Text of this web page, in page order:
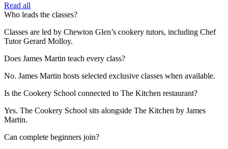
Read all​​​​‌ ‍ ​‍​‍‌‍ ‌ ​‍‌‍‍‌‌‍‌ ‌‍‍‌‌‍ ‍​‍​‍​ ‍‍​‍​‍‌ ​ ‌‍​‌‌‍ ‍‌‍‍‌‌ ‌​‌ ‍‌​‍ ‍‌‍‍‌‌‍ ​‍​‍​‍ ​​‍​‍‌‍‍​‌ ​‍‌‍‌‌‌‍‌‍​‍​‍​ ‍‍​‍​‍‌‍‍​‌ ‌​‌ ‌​‌ ​​‌ ​ ​ ‍‍​‍ ​‍ ‌‍ ​​‍ ‌‌‍​‌‌‍ ‍‌‍‌​​‍ ‌‌ ​‍​‍ ‌‌‍‍​‌‍ ‌ ‌​‌‍‌‌‌‍ ​‌ ​ ​‍ ‌‌ ​ ‌ ‌​‌ ‌‌‌‍‌​‌‍‍‌‌‍ ​‍ ‍‌ ‌‍‌‍‌‌‌ ​‍‌‍​ ‌‍‌‌‌‍ ​​‍ ‍‌‍​‌‌ ​​‌ ​​​‍ ‌‍‍‌‌‍ ‍‌ ‌​‌‍‌‌‌‍ ‍‌ ‌​​‍ ‌‍‌‌‌‍‌​‌‍‍‌‌ ‌​​‍ ‌‍ ‌‌‍ ‌‍‌​‌‍‌‌​ ‌‌ ​​‌ ​‍‌‍‌‌‌ ​ ‌‍‌‌‌‍ ‍‌ ‌​‌‍​‌‌ ‌​‌‍‍‌‌‍ ‌‍ ‍​ ‍ ‌‍‍‌‌‍‌​​ ‌‌‍‍​‌‍ ‌ ‌​‌‍‌‌‌‍ ​‌​​ ‌‍ ​‌‍​‌‌ ​ ‌ ​ ‌​‍‌‌‍ ‍‌‍‌​‌‍‌‌‌ ‍​​‍ ‌​ ‍‌​ ​ ​ ‌‌​ ‌‌​ ​‍‌‍​‌​ ‌‍‌‍​ ​‍ ‌​ ​​​ ​‌‌‍‌​​ ‍‌​‍ ‌​ ‌​​ ‌‍​ ‌‌‌‍‌​​‍ ‌‌‍​‍​ ‌ ​ ​ ​ ‌‍​‍ ‌​ ‌‍​ ‍​​ ‌​‌‍​‍‌‍​ ​ ‌‌​ ​‍‌‍​‍​ ‌‍​ ​​​ ‌‌​ ‌‌​ ‍ ‌ ‌​‌ ‍‌‌ ​​‌‍‌‌​ ‌‌‍‍​‌‍ ‌ ‌​‌‍‌‌‌‍ ​‌​​ ‌‍ ​‌‍​‌‌ ​ ‌ ​ ‌​‍‌‌‍ ‍‌‍‌​‌‍‌‌‌ ‍​​ ‍ ‌ ​​‌‍​‌‌ ‌​‌‍‍​​ ‌‌ ​​‌‍​‌‌‍‌ ‌‍‌‌‌​​‍‌ ‌‌‌‍‍‌‌‍ ​‌‍‌​‌‍‌‌‌ ​‍​‍‌‌​ ‌‌‌​​‍‌‌ ‌‍‍ ‌‍‌‌‌ ‍‌​‍‌‌​ ​ ‌​‌​​‍‌‌​ ​ ‌​‌​​‍‌‌​ ​‍​ ​‍‌‍‌​​ ‍​​ ​‌​ ​​​ ‌ ‌‍‌‍​ ​ ‌‍​‍‌‍‌‍‌‍​ ​ ​​​ ‍‌​‍‌‌​ ​‍​ ​‍​‍‌‌​ ‌‌‌​‌​​‍ ‍‌ ​ ‌‍‌‌‌‍​ ‌‍ ‌‍ ‍‌‍‌​‌‍​‌‌ ​‍‌ ‍‌‌​​ ‌ ‌​‌‍​‌​‍ ‍‌‍ ​‌‍​‌‌‍​‍‌‍‌‌‌‍ ​​ ‌‍​‍‌‍​‌‌ ​ ‌‍‌‌‌‌‌‌‌ ​‍‌‍ ​​ ‌‌‍‍​‌ ‌​‌ ‌​‌ ​​‌ ​ ​‍‌‌​ ​ ‌​​‌​‍‌‌​ ​‍‌​‌‍​‍‌‌​ ​‍‌​‌‍‌‍ ​​‍ ‌‌‍​‌‌‍ ‍‌‍‌​​‍ ‌‌ ​‍​‍ ‌‌‍‍​‌‍ ‌ ‌​‌‍‌‌‌‍ ​‌ ​ ​‍ ‌‌ ​ ‌ ‌​‌ ‌‌‌‍‌​‌‍‍‌‌‍ ​‍ ‍‌ ‌‍‌‍‌‌‌ ​‍‌‍​ ‌‍‌‌‌‍ ​​‍ ‍‌‍​‌‌ ​​‌ ​​​‍‌‍‌‍‍‌‌‍‌​​ ‌‌‍‍​‌‍ ‌ ‌​‌‍‌‌‌‍ ​‌​​ ‌‍ ​‌‍​‌‌ ​ ‌ ​ ‌​‍‌‌‍ ‍‌‍‌​‌‍‌‌‌ ‍​​‍ ‌​ ‍‌​ ​ ​ ‌‌​ ‌‌​ ​‍‌‍​‌​ ‌‍‌‍​ ​‍ ‌​ ​​​ ​‌‌‍‌​​ ‍‌​‍ ‌​ ‌​​ ‌‍​ ‌‌‌‍‌​​‍ ‌‌‍​‍​ ‌ ​ ​ ​ ‌‍​‍ ‌​ ‌‍​ ‍​​ ‌​‌‍​‍‌‍​ ​ ‌‌​ ​‍‌‍​‍​ ‌‍​ ​​​ ‌‌​ ‌‌​‍‌‍‌ ‌​‌ ‍‌‌ ​​‌‍‌‌​ ‌‌‍‍​‌‍ ‌ ‌​‌‍‌‌‌‍ ​‌​​ ‌‍ ​‌‍​‌‌ ​ ‌ ​ ‌​‍‌‌‍ ‍‌‍‌​‌‍‌‌‌ ‍​​‍‌‍‌ ​​‌‍​‌‌ ‌​‌‍‍​​ ‌‌ ​​‌‍​‌‌‍‌ ‌‍‌‌‌​​‍‌ ‌‌‌‍‍‌‌‍ ​‌‍‌​‌‍‌‌‌ ​‍​‍‌‌​ ‌‌‌​​‍‌‌ ‌‍‍ ‌‍‌‌‌ ‍‌​‍‌‌​ ​ ‌​‌​​‍‌‌​ ​ ‌​‌​​‍‌‌​ ​‍​ ​‍‌‍‌​​ ‍​​ ​‌​ ​​​ ‌ ‌‍‌‍​ ​ ‌‍​‍‌‍‌‍‌‍​ ​ ​​​ ‍‌​‍‌‌​ ​‍​ ​‍​‍‌‌​ ‌‌‌​‌​​‍ ‍‌ ​ ‌‍‌‌‌‍​ ‌‍ ‌‍ ‍‌‍‌​‌‍​‌‌ ​‍‌ ‍‌‌​​ ‌ ‌​‌‍​‌​‍ ‍‌‍ ​‌‍​‌‌‍​‍‌‍‌‌‌‍ ​​‍‌‍‌ ​​‌‍‌‌‌ ​‍‌ ​ ‌ ​​‌‍‌‌‌‍​ ‌ ‌​‌‍‍‌‌ ‌‍‌‍‌‌​ ‌‌ ​​‌ ‌‌‌‍​‍‌‍ ​‌‍‍‌‌ ​ ‌‍‍​‌‍‌‌‌‍‌​​‍​‍‌ ‌
Who leads the classes?​​​​‌ ‍ ​‍​‍‌‍ ‌ ​‍‌‍‍‌‌‍‌ ‌‍‍‌‌‍ ‍​‍​‍​ ‍‍​‍​‍‌ ​ ‌‍​‌‌‍ ‍‌‍‍‌‌ ‌​‌ ‍‌​‍ ‍‌‍‍‌‌‍ ​‍​‍​‍ ​​‍​‍‌‍‍​‌ ​‍‌‍‌‌‌‍‌‍​‍​‍​ ‍‍​‍​‍‌‍‍​‌ ‌​‌ ‌​‌ ​​‌ ​ ​ ‍‍​‍ ​‍ ‌‍ ​​‍ ‌‌‍​‌‌‍ ‍‌‍‌​​‍ ‌‌ ​‍​‍ ‌‌‍‍​‌‍ ‌ ‌​‌‍‌‌‌‍ ​‌ ​ ​‍ ‌‌ ​ ‌ ‌​‌ ‌‌‌‍‌​‌‍‍‌‌‍ ​‍ ‍‌ ‌‍‌‍‌‌‌ ​‍‌‍​ ‌‍‌‌‌‍ ​​‍ ‍‌‍​‌‌ ​​‌ ​​​‍ ‌‍‍‌‌‍ ‍‌ ‌​‌‍‌‌‌‍ ‍‌ ‌​​‍ ‌‍‌‌‌‍‌​‌‍‍‌‌ ‌​​‍ ‌‍ ‌‌‍ ‌‍‌​‌‍‌‌​ ‌‌ ​​‌ ​‍‌‍‌‌‌ ​ ‌‍‌‌‌‍ ‍‌ ‌​‌‍​‌‌ ‌​‌‍‍‌‌‍ ‌‍ ‍​ ‍ ‌‍‍‌‌‍‌​​ ‌‌‍‌‍​ ‌‌​ ‍​​ ‌ ​ ​‍​ ​‍​ ‌‌​ ​‌​‍ ‌​ ‍‌‌‍‌‍​ ​‍​ ​ ​‍ ‌​ ‌​‌‍‌‌​ ‌‌‌‍​‍​‍ ‌‌‍​‍‌‍​‍​ ‌ ‌‍‌​​‍ ‌​ ‌‌‌‍‌‍​ ‌ ​ ‌‌​ ‌ ​ ​ ​ ‍​‌‍‌‌‌‍​ ​ ​ ​ ‌‌​ ​‍​ ‍ ‌ ‌​‌ ‍‌‌ ​​‌‍‌‌​ ‌‌‍‍​‌‍ ‌ ‌​‌‍‌‌‌‍ ​‌​‌‍‌‍​‌‌ ​‌​ ‍ ‌ ​​‌‍​‌‌ ‌​‌‍‍​​ ‌‌ ​‌‌ ‌‌‌‍‌‌‌ ​ ‌ ‌​‌‍‍‌‌‍ ‌‍ ‍​ ‌‍​‍‌‍​‌‌ ​ ‌‍‌‌‌‌‌‌‌ ​‍‌‍ ​​ ‌‌‍‍​‌ ‌​‌ ‌​‌ ​​‌ ​ ​‍‌‌​ ​ ‌​​‌​‍‌‌​ ​‍‌​‌‍​‍‌‌​ ​‍‌​‌‍‌‍ ​​‍ ‌‌‍​‌‌‍ ‍‌‍‌​​‍ ‌‌ ​‍​‍ ‌‌‍‍​‌‍ ‌ ‌​‌‍‌‌‌‍ ​‌ ​ ​‍ ‌‌ ​ ‌ ‌​‌ ‌‌‌‍‌​‌‍‍‌‌‍ ​‍ ‍‌ ‌‍‌‍‌‌‌ ​‍‌‍​ ‌‍‌‌‌‍ ​​‍ ‍‌‍​‌‌ ​​‌ ​​​‍‌‍‌‍‍‌‌‍‌​​ ‌‌‍‌‍​ ‌‌​ ‍​​ ‌ ​ ​‍​ ​‍​ ‌‌​ ​‌​‍ ‌​ ‍‌‌‍‌‍​ ​‍​ ​ ​‍ ‌​ ‌​‌‍‌‌​ ‌‌‌‍​‍​‍ ‌‌‍​‍‌‍​‍​ ‌ ‌‍‌​​‍ ‌​ ‌‌‌‍‌‍​ ‌ ​ ‌‌​ ‌ ​ ​ ​ ‍​‌‍‌‌‌‍​ ​ ​ ​ ‌‌​ ​‍​‍‌‍‌ ‌​‌ ‍‌‌ ​​‌‍‌‌​ ‌‌‍‍​‌‍ ‌ ‌​‌‍‌‌‌‍ ​‌​‌‍‌‍​‌‌ ​‌​‍‌‍‌ ​​‌‍​‌‌ ‌​‌‍‍​​ ‌‌ ​‌‌ ‌‌‌‍‌‌‌ ​ ‌ ‌​‌‍‍‌‌‍ ‌‍ ‍​‍‌‍‌ ​​‌‍‌‌‌ ​‍‌ ​ ‌ ​​‌‍‌‌‌‍​ ‌ ‌​‌‍‍‌‌ ‌‍‌‍‌‌​ ‌‌ ​​‌ ‌‌‌‍​‍‌‍ ​‌‍‍‌‌ ​ ‌‍‍​‌‍‌‌‌‍‌​​‍​‍‌ ‌
Classes are led by Chewton Glen’s cookery tutors, including Chef
Tutor Gerard Molloy.​​​​‌ ‍ ​‍​‍‌‍ ‌ ​‍‌‍‍‌‌‍‌ ‌‍‍‌‌‍ ‍​‍​‍​ ‍‍​‍​‍‌ ​ ‌‍​‌‌‍ ‍‌‍‍‌‌ ‌​‌ ‍‌​‍ ‍‌‍‍‌‌‍ ​‍​‍​‍ ​​‍​‍‌‍‍​‌ ​‍‌‍‌‌‌‍‌‍​‍​‍​ ‍‍​‍​‍‌‍‍​‌ ‌​‌ ‌​‌ ​​‌ ​ ​ ‍‍​‍ ​‍ ‌‍ ​​‍ ‌‌‍​‌‌‍ ‍‌‍‌​​‍ ‌‌ ​‍​‍ ‌‌‍‍​‌‍ ‌ ‌​‌‍‌‌‌‍ ​‌ ​ ​‍ ‌‌ ​ ‌ ‌​‌ ‌‌‌‍‌​‌‍‍‌‌‍ ​‍ ‍‌ ‌‍‌‍‌‌‌ ​‍‌‍​ ‌‍‌‌‌‍ ​​‍ ‍‌‍​‌‌ ​​‌ ​​​‍ ‌‍‍‌‌‍ ‍‌ ‌​‌‍‌‌‌‍ ‍‌ ‌​​‍ ‌‍‌‌‌‍‌​‌‍‍‌‌ ‌​​‍ ‌‍ ‌‌‍ ‌‍‌​‌‍‌‌​ ‌‌ ​​‌ ​‍‌‍‌‌‌ ​ ‌‍‌‌‌‍ ‍‌ ‌​‌‍​‌‌ ‌​‌‍‍‌‌‍ ‌‍ ‍​ ‍ ‌‍‍‌‌‍‌​​ ‌‌‍‌‍​ ‌‌​ ‍​​ ‌ ​ ​‍​ ​‍​ ‌‌​ ​‌​‍ ‌​ ‍‌‌‍‌‍​ ​‍​ ​ ​‍ ‌​ ‌​‌‍‌‌​ ‌‌‌‍​‍​‍ ‌‌‍​‍‌‍​‍​ ‌ ‌‍‌​​‍ ‌​ ‌‌‌‍‌‍​ ‌ ​ ‌‌​ ‌ ​ ​ ​ ‍​‌‍‌‌‌‍​ ​ ​ ​ ‌‌​ ​‍​ ‍ ‌ ‌​‌ ‍‌‌ ​​‌‍‌‌​ ‌‌‍‍​‌‍ ‌ ‌​‌‍‌‌‌‍ ​‌​‌‍‌‍​‌‌ ​‌​ ‍ ‌ ​​‌‍​‌‌ ‌​‌‍‍​​ ‌‌‍​‌‌‍ ‍‌ ​ ‌ ‌ ‌‍‌‌‌ ​‍​‍‌‌​ ‌‌‌​​‍‌‌ ‌‍‍ ‌‍‌‌‌ ‍‌​‍‌‌​ ​ ‌​‌​​‍‌‌​ ​ ‌​‌​​‍‌‌​ ​‍​ ​‍‌‍​‌‌‍‌‍‌‍​ ​ ​‌​ ‍​​ ‌‌​ ‌​​ ​‌‌‍‌​‌‍​‍​ ‌‌‌‍​‌​‍‌‌​ ​‍​ ​‍​‍‌‌​ ‌‌‌​‌​​‍ ‍‌‍​ ‌‍‍​‌‍‍‌‌‍ ​‌‍‌​‌ ​‍‌‍‌‌‌‍ ‍​‍‌‌​ ‌‌‌​​‍‌‌ ‌‍‍ ‌‍‌‌‌ ‍‌​‍‌‌​ ​ ‌​‌​​‍‌‌​ ​ ‌​‌​​‍‌‌​ ​‍​ ​‍‌‍‌​​ ​​​ ​​​ ​‍​ ‌‍​ ‌ ​ ​‍​ ​ ​ ‍​​ ‍‌​ ​‍​ ‌‍​‍‌‌​ ​‍​ ​‍​‍‌‌​ ‌‌‌​‌​​‍ ‍‌ ‌​‌‍‌‌‌ ‍​‌ ‌​​ ‌‍​‍‌‍​‌‌ ​ ‌‍‌‌‌‌‌‌‌ ​‍‌‍ ​​ ‌‌‍‍​‌ ‌​‌ ‌​‌ ​​‌ ​ ​‍‌‌​ ​ ‌​​‌​‍‌‌​ ​‍‌​‌‍​‍‌‌​ ​‍‌​‌‍‌‍ ​​‍ ‌‌‍​‌‌‍ ‍‌‍‌​​‍ ‌‌ ​‍​‍ ‌‌‍‍​‌‍ ‌ ‌​‌‍‌‌‌‍ ​‌ ​ ​‍ ‌‌ ​ ‌ ‌​‌ ‌‌‌‍‌​‌‍‍‌‌‍ ​‍ ‍‌ ‌‍‌‍‌‌‌ ​‍‌‍​ ‌‍‌‌‌‍ ​​‍ ‍‌‍​‌‌ ​​‌ ​​​‍‌‍‌‍‍‌‌‍‌​​ ‌‌‍‌‍​ ‌‌​ ‍​​ ‌ ​ ​‍​ ​‍​ ‌‌​ ​‌​‍ ‌​ ‍‌‌‍‌‍​ ​‍​ ​ ​‍ ‌​ ‌​‌‍‌‌​ ‌‌‌‍​‍​‍ ‌‌‍​‍‌‍​‍​ ‌ ‌‍‌​​‍ ‌​ ‌‌‌‍‌‍​ ‌ ​ ‌‌​ ‌ ​ ​ ​ ‍​‌‍‌‌‌‍​ ​ ​ ​ ‌‌​ ​‍​‍‌‍‌ ‌​‌ ‍‌‌ ​​‌‍‌‌​ ‌‌‍‍​‌‍ ‌ ‌​‌‍‌‌‌‍ ​‌​‌‍‌‍​‌‌ ​‌​‍‌‍‌ ​​‌‍​‌‌ ‌​‌‍‍​​ ‌‌‍​‌‌‍ ‍‌ ​ ‌ ‌ ‌‍‌‌‌ ​‍​‍‌‌​ ‌‌‌​​‍‌‌ ‌‍‍ ‌‍‌‌‌ ‍‌​‍‌‌​ ​ ‌​‌​​‍‌‌​ ​ ‌​‌​​‍‌‌​ ​‍​ ​‍‌‍​‌‌‍‌‍‌‍​ ​ ​‌​ ‍​​ ‌‌​ ‌​​ ​‌‌‍‌​‌‍​‍​ ‌‌‌‍​‌​‍‌‌​ ​‍​ ​‍​‍‌‌​ ‌‌‌​‌​​‍ ‍‌‍​ ‌‍‍​‌‍‍‌‌‍ ​‌‍‌​‌ ​‍‌‍‌‌‌‍ ‍​‍‌‌​ ‌‌‌​​‍‌‌ ‌‍‍ ‌‍‌‌‌ ‍‌​‍‌‌​ ​ ‌​‌​​‍‌‌​ ​ ‌​‌​​‍‌‌​ ​‍​ ​‍‌‍‌​​ ​​​ ​​​ ​‍​ ‌‍​ ‌ ​ ​‍​ ​ ​ ‍​​ ‍‌​ ​‍​ ‌‍​‍‌‌​ ​‍​ ​‍​‍‌‌​ ‌‌‌​‌​​‍ ‍‌ ‌​‌‍‌‌‌ ‍​‌ ‌​​‍‌‍‌ ​​‌‍‌‌‌ ​‍‌ ​ ‌ ​​‌‍‌‌‌‍​ ‌ ‌​‌‍‍‌‌ ‌‍‌‍‌‌​ ‌‌ ​​‌ ‌‌‌‍​‍‌‍ ​‌‍‍‌‌ ​ ‌‍‍​‌‍‌‌‌‍‌​​‍​‍‌ ‌
Does James Martin teach every class?​​​​‌ ‍ ​‍​‍‌‍ ‌ ​‍‌‍‍‌‌‍‌ ‌‍‍‌‌‍ ‍​‍​‍​ ‍‍​‍​‍‌ ​ ‌‍​‌‌‍ ‍‌‍‍‌‌ ‌​‌ ‍‌​‍ ‍‌‍‍‌‌‍ ​‍​‍​‍ ​​‍​‍‌‍‍​‌ ​‍‌‍‌‌‌‍‌‍​‍​‍​ ‍‍​‍​‍‌‍‍​‌ ‌​‌ ‌​‌ ​​‌ ​ ​ ‍‍​‍ ​‍ ‌‍ ​​‍ ‌‌‍​‌‌‍ ‍‌‍‌​​‍ ‌‌ ​‍​‍ ‌‌‍‍​‌‍ ‌ ‌​‌‍‌‌‌‍ ​‌ ​ ​‍ ‌‌ ​ ‌ ‌​‌ ‌‌‌‍‌​‌‍‍‌‌‍ ​‍ ‍‌ ‌‍‌‍‌‌‌ ​‍‌‍​ ‌‍‌‌‌‍ ​​‍ ‍‌‍​‌‌ ​​‌ ​​​‍ ‌‍‍‌‌‍ ‍‌ ‌​‌‍‌‌‌‍ ‍‌ ‌​​‍ ‌‍‌‌‌‍‌​‌‍‍‌‌ ‌​​‍ ‌‍ ‌‌‍ ‌‍‌​‌‍‌‌​ ‌‌ ​​‌ ​‍‌‍‌‌‌ ​ ‌‍‌‌‌‍ ‍‌ ‌​‌‍​‌‌ ‌​‌‍‍‌‌‍ ‌‍ ‍​ ‍ ‌‍‍‌‌‍‌​​ ‌‌‍​‌​ ​‍​ ​‍​ ​‌​ ​​‌‍​ ‌‍‌‌‌‍‌​​‍ ‌​ ‌​​ ‍​‌‍‌‌​ ‌‍​‍ ‌​ ‌​​ ‍​​ ‌‌​ ​​​‍ ‌‌‍​‍​ ‍​​ ​​‌‍​‍​‍ ‌‌‍​‌‌‍​ ​ ‍​​ ​‌‌‍‌‌​ ‌​‌‍‌​​ ‍​​ ‌‌‌‍‌​‌‍‌‌​ ‍​​ ‍ ‌ ‌​‌ ‍‌‌ ​​‌‍‌‌​ ‌‌‍‍​‌‍ ‌ ‌​‌‍‌‌‌‍ ​‌​‌‍‌‍​‌‌ ​‌​ ‍ ‌ ​​‌‍​‌‌ ‌​‌‍‍​​ ‌‌ ​‌‌ ‌‌‌‍‌‌‌ ​ ‌ ‌​‌‍‍‌‌‍ ‌‍ ‍​ ‌‍​‍‌‍​‌‌ ​ ‌‍‌‌‌‌‌‌‌ ​‍‌‍ ​​ ‌‌‍‍​‌ ‌​‌ ‌​‌ ​​‌ ​ ​‍‌‌​ ​ ‌​​‌​‍‌‌​ ​‍‌​‌‍​‍‌‌​ ​‍‌​‌‍‌‍ ​​‍ ‌‌‍​‌‌‍ ‍‌‍‌​​‍ ‌‌ ​‍​‍ ‌‌‍‍​‌‍ ‌ ‌​‌‍‌‌‌‍ ​‌ ​ ​‍ ‌‌ ​ ‌ ‌​‌ ‌‌‌‍‌​‌‍‍‌‌‍ ​‍ ‍‌ ‌‍‌‍‌‌‌ ​‍‌‍​ ‌‍‌‌‌‍ ​​‍ ‍‌‍​‌‌ ​​‌ ​​​‍‌‍‌‍‍‌‌‍‌​​ ‌‌‍​‌​ ​‍​ ​‍​ ​‌​ ​​‌‍​ ‌‍‌‌‌‍‌​​‍ ‌​ ‌​​ ‍​‌‍‌‌​ ‌‍​‍ ‌​ ‌​​ ‍​​ ‌‌​ ​​​‍ ‌‌‍​‍​ ‍​​ ​​‌‍​‍​‍ ‌‌‍​‌‌‍​ ​ ‍​​ ​‌‌‍‌‌​ ‌​‌‍‌​​ ‍​​ ‌‌‌‍‌​‌‍‌‌​ ‍​​‍‌‍‌ ‌​‌ ‍‌‌ ​​‌‍‌‌​ ‌‌‍‍​‌‍ ‌ ‌​‌‍‌‌‌‍ ​‌​‌‍‌‍​‌‌ ​‌​‍‌‍‌ ​​‌‍​‌‌ ‌​‌‍‍​​ ‌‌ ​‌‌ ‌‌‌‍‌‌‌ ​ ‌ ‌​‌‍‍‌‌‍ ‌‍ ‍​‍‌‍‌ ​​‌‍‌‌‌ ​‍‌ ​ ‌ ​​‌‍‌‌‌‍​ ‌ ‌​‌‍‍‌‌ ‌‍‌‍‌‌​ ‌‌ ​​‌ ‌‌‌‍​‍‌‍ ​‌‍‍‌‌ ​ ‌‍‍​‌‍‌‌‌‍‌​​‍​‍‌ ‌
No. James Martin hosts selected exclusive classes when available.​​​​‌ ‍ ​‍​‍‌‍ ‌ ​‍‌‍‍‌‌‍‌ ‌‍‍‌‌‍ ‍​‍​‍​ ‍‍​‍​‍‌ ​ ‌‍​‌‌‍ ‍‌‍‍‌‌ ‌​‌ ‍‌​‍ ‍‌‍‍‌‌‍ ​‍​‍​‍ ​​‍​‍‌‍‍​‌ ​‍‌‍‌‌‌‍‌‍​‍​‍​ ‍‍​‍​‍‌‍‍​‌ ‌​‌ ‌​‌ ​​‌ ​ ​ ‍‍​‍ ​‍ ‌‍ ​​‍ ‌‌‍​‌‌‍ ‍‌‍‌​​‍ ‌‌ ​‍​‍ ‌‌‍‍​‌‍ ‌ ‌​‌‍‌‌‌‍ ​‌ ​ ​‍ ‌‌ ​ ‌ ‌​‌ ‌‌‌‍‌​‌‍‍‌‌‍ ​‍ ‍‌ ‌‍‌‍‌‌‌ ​‍‌‍​ ‌‍‌‌‌‍ ​​‍ ‍‌‍​‌‌ ​​‌ ​​​‍ ‌‍‍‌‌‍ ‍‌ ‌​‌‍‌‌‌‍ ‍‌ ‌​​‍ ‌‍‌‌‌‍‌​‌‍‍‌‌ ‌​​‍ ‌‍ ‌‌‍ ‌‍‌​‌‍‌‌​ ‌‌ ​​‌ ​‍‌‍‌‌‌ ​ ‌‍‌‌‌‍ ‍‌ ‌​‌‍​‌‌ ‌​‌‍‍‌‌‍ ‌‍ ‍​ ‍ ‌‍‍‌‌‍‌​​ ‌‌‍​‌​ ​‍​ ​‍​ ​‌​ ​​‌‍​ ‌‍‌‌‌‍‌​​‍ ‌​ ‌​​ ‍​‌‍‌‌​ ‌‍​‍ ‌​ ‌​​ ‍​​ ‌‌​ ​​​‍ ‌‌‍​‍​ ‍​​ ​​‌‍​‍​‍ ‌‌‍​‌‌‍​ ​ ‍​​ ​‌‌‍‌‌​ ‌​‌‍‌​​ ‍​​ ‌‌‌‍‌​‌‍‌‌​ ‍​​ ‍ ‌ ‌​‌ ‍‌‌ ​​‌‍‌‌​ ‌‌‍‍​‌‍ ‌ ‌​‌‍‌‌‌‍ ​‌​‌‍‌‍​‌‌ ​‌​ ‍ ‌ ​​‌‍​‌‌ ‌​‌‍‍​​ ‌‌‍​‌‌‍ ‍‌ ​ ‌ ‌ ‌‍‌‌‌ ​‍​‍‌‌​ ‌‌‌​​‍‌‌ ‌‍‍ ‌‍‌‌‌ ‍‌​‍‌‌​ ​ ‌​‌​​‍‌‌​ ​ ‌​‌​​‍‌‌​ ​‍​ ​‍​ ​​​ ‍​​ ​‌‌‍​‍​ ​​​ ​ ​ ​ ​ ​ ​ ​ ​ ​​‌‍​ ‌‍​‍​‍‌‌​ ​‍​ ​‍​‍‌‌​ ‌‌‌​‌​​‍ ‍‌‍​ ‌‍‍​‌‍‍‌‌‍ ​‌‍‌​‌ ​‍‌‍‌‌‌‍ ‍​‍‌‌​ ‌‌‌​​‍‌‌ ‌‍‍ ‌‍‌‌‌ ‍‌​‍‌‌​ ​ ‌​‌​​‍‌‌​ ​ ‌​‌​​‍‌‌​ ​‍​ ​‍‌‍‌​‌‍​ ‌‍​‍​ ‌ ‌‍​‌​ ‌‌​ ‌‍​ ​‌​ ‌ ‌‍​‌​ ‌‍​ ‌‌​‍‌‌​ ​‍​ ​‍​‍‌‌​ ‌‌‌​‌​​‍ ‍‌ ‌​‌‍‌‌‌ ‍​‌ ‌​​ ‌‍​‍‌‍​‌‌ ​ ‌‍‌‌‌‌‌‌‌ ​‍‌‍ ​​ ‌‌‍‍​‌ ‌​‌ ‌​‌ ​​‌ ​ ​‍‌‌​ ​ ‌​​‌​‍‌‌​ ​‍‌​‌‍​‍‌‌​ ​‍‌​‌‍‌‍ ​​‍ ‌‌‍​‌‌‍ ‍‌‍‌​​‍ ‌‌ ​‍​‍ ‌‌‍‍​‌‍ ‌ ‌​‌‍‌‌‌‍ ​‌ ​ ​‍ ‌‌ ​ ‌ ‌​‌ ‌‌‌‍‌​‌‍‍‌‌‍ ​‍ ‍‌ ‌‍‌‍‌‌‌ ​‍‌‍​ ‌‍‌‌‌‍ ​​‍ ‍‌‍​‌‌ ​​‌ ​​​‍‌‍‌‍‍‌‌‍‌​​ ‌‌‍​‌​ ​‍​ ​‍​ ​‌​ ​​‌‍​ ‌‍‌‌‌‍‌​​‍ ‌​ ‌​​ ‍​‌‍‌‌​ ‌‍​‍ ‌​ ‌​​ ‍​​ ‌‌​ ​​​‍ ‌‌‍​‍​ ‍​​ ​​‌‍​‍​‍ ‌‌‍​‌‌‍​ ​ ‍​​ ​‌‌‍‌‌​ ‌​‌‍‌​​ ‍​​ ‌‌‌‍‌​‌‍‌‌​ ‍​​‍‌‍‌ ‌​‌ ‍‌‌ ​​‌‍‌‌​ ‌‌‍‍​‌‍ ‌ ‌​‌‍‌‌‌‍ ​‌​‌‍‌‍​‌‌ ​‌​‍‌‍‌ ​​‌‍​‌‌ ‌​‌‍‍​​ ‌‌‍​‌‌‍ ‍‌ ​ ‌ ‌ ‌‍‌‌‌ ​‍​‍‌‌​ ‌‌‌​​‍‌‌ ‌‍‍ ‌‍‌‌‌ ‍‌​‍‌‌​ ​ ‌​‌​​‍‌‌​ ​ ‌​‌​​‍‌‌​ ​‍​ ​‍​ ​​​ ‍​​ ​‌‌‍​‍​ ​​​ ​ ​ ​ ​ ​ ​ ​ ​ ​​‌‍​ ‌‍​‍​‍‌‌​ ​‍​ ​‍​‍‌‌​ ‌‌‌​‌​​‍ ‍‌‍​ ‌‍‍​‌‍‍‌‌‍ ​‌‍‌​‌ ​‍‌‍‌‌‌‍ ‍​‍‌‌​ ‌‌‌​​‍‌‌ ‌‍‍ ‌‍‌‌‌ ‍‌​‍‌‌​ ​ ‌​‌​​‍‌‌​ ​ ‌​‌​​‍‌‌​ ​‍​ ​‍‌‍‌​‌‍​ ‌‍​‍​ ‌ ‌‍​‌​ ‌‌​ ‌‍​ ​‌​ ‌ ‌‍​‌​ ‌‍​ ‌‌​‍‌‌​ ​‍​ ​‍​‍‌‌​ ‌‌‌​‌​​‍ ‍‌ ‌​‌‍‌‌‌ ‍​‌ ‌​​‍‌‍‌ ​​‌‍‌‌‌ ​‍‌ ​ ‌ ​​‌‍‌‌‌‍​ ‌ ‌​‌‍‍‌‌ ‌‍‌‍‌‌​ ‌‌ ​​‌ ‌‌‌‍​‍‌‍ ​‌‍‍‌‌ ​ ‌‍‍​‌‍‌‌‌‍‌​​‍​‍‌ ‌
Is the Cookery School connected to The Kitchen restaurant?​​​​‌ ‍ ​‍​‍‌‍ ‌ ​‍‌‍‍‌‌‍‌ ‌‍‍‌‌‍ ‍​‍​‍​ ‍‍​‍​‍‌ ​ ‌‍​‌‌‍ ‍‌‍‍‌‌ ‌​‌ ‍‌​‍ ‍‌‍‍‌‌‍ ​‍​‍​‍ ​​‍​‍‌‍‍​‌ ​‍‌‍‌‌‌‍‌‍​‍​‍​ ‍‍​‍​‍‌‍‍​‌ ‌​‌ ‌​‌ ​​‌ ​ ​ ‍‍​‍ ​‍ ‌‍ ​​‍ ‌‌‍​‌‌‍ ‍‌‍‌​​‍ ‌‌ ​‍​‍ ‌‌‍‍​‌‍ ‌ ‌​‌‍‌‌‌‍ ​‌ ​ ​‍ ‌‌ ​ ‌ ‌​‌ ‌‌‌‍‌​‌‍‍‌‌‍ ​‍ ‍‌ ‌‍‌‍‌‌‌ ​‍‌‍​ ‌‍‌‌‌‍ ​​‍ ‍‌‍​‌‌ ​​‌ ​​​‍ ‌‍‍‌‌‍ ‍‌ ‌​‌‍‌‌‌‍ ‍‌ ‌​​‍ ‌‍‌‌‌‍‌​‌‍‍‌‌ ‌​​‍ ‌‍ ‌‌‍ ‌‍‌​‌‍‌‌​ ‌‌ ​​‌ ​‍‌‍‌‌‌ ​ ‌‍‌‌‌‍ ‍‌ ‌​‌‍​‌‌ ‌​‌‍‍‌‌‍ ‌‍ ‍​ ‍ ‌‍‍‌‌‍‌​​ ‌​ ‌‍‌‍​‍‌‍‌‍‌‍‌‍‌‍​‍‌‍‌‌​ ‌ ​ ​‌​‍ ‌‌‍‌‍​ ‌‌‌‍‌‌​ ‌‍​‍ ‌​ ‌​​ ​‌​ ​‌‌‍​ ​‍ ‌‌‍​‌‌‍‌‍‌‍‌‍​ ​‌​‍ ‌​ ‍​​ ​‍​ ‍​​ ‍​​ ‍‌​ ‍‌‌‍​‌‌‍‌​‌‍​‌​ ​​​ ​ ​ ‌‌​ ‍ ‌ ‌​‌ ‍‌‌ ​​‌‍‌‌​ ‌‌‍‍​‌‍ ‌ ‌​‌‍‌‌‌‍ ​‌​‌‍‌‍​‌‌ ​‌​ ‍ ‌ ​​‌‍​‌‌ ‌​‌‍‍​​ ‌‌ ​‌‌ ‌‌‌‍‌‌‌ ​ ‌ ‌​‌‍‍‌‌‍ ‌‍ ‍​ ‌‍​‍‌‍​‌‌ ​ ‌‍‌‌‌‌‌‌‌ ​‍‌‍ ​​ ‌‌‍‍​‌ ‌​‌ ‌​‌ ​​‌ ​ ​‍‌‌​ ​ ‌​​‌​‍‌‌​ ​‍‌​‌‍​‍‌‌​ ​‍‌​‌‍‌‍ ​​‍ ‌‌‍​‌‌‍ ‍‌‍‌​​‍ ‌‌ ​‍​‍ ‌‌‍‍​‌‍ ‌ ‌​‌‍‌‌‌‍ ​‌ ​ ​‍ ‌‌ ​ ‌ ‌​‌ ‌‌‌‍‌​‌‍‍‌‌‍ ​‍ ‍‌ ‌‍‌‍‌‌‌ ​‍‌‍​ ‌‍‌‌‌‍ ​​‍ ‍‌‍​‌‌ ​​‌ ​​​‍‌‍‌‍‍‌‌‍‌​​ ‌​ ‌‍‌‍​‍‌‍‌‍‌‍‌‍‌‍​‍‌‍‌‌​ ‌ ​ ​‌​‍ ‌‌‍‌‍​ ‌‌‌‍‌‌​ ‌‍​‍ ‌​ ‌​​ ​‌​ ​‌‌‍​ ​‍ ‌‌‍​‌‌‍‌‍‌‍‌‍​ ​‌​‍ ‌​ ‍​​ ​‍​ ‍​​ ‍​​ ‍‌​ ‍‌‌‍​‌‌‍‌​‌‍​‌​ ​​​ ​ ​ ‌‌​‍‌‍‌ ‌​‌ ‍‌‌ ​​‌‍‌‌​ ‌‌‍‍​‌‍ ‌ ‌​‌‍‌‌‌‍ ​‌​‌‍‌‍​‌‌ ​‌​‍‌‍‌ ​​‌‍​‌‌ ‌​‌‍‍​​ ‌‌ ​‌‌ ‌‌‌‍‌‌‌ ​ ‌ ‌​‌‍‍‌‌‍ ‌‍ ‍​‍‌‍‌ ​​‌‍‌‌‌ ​‍‌ ​ ‌ ​​‌‍‌‌‌‍​ ‌ ‌​‌‍‍‌‌ ‌‍‌‍‌‌​ ‌‌ ​​‌ ‌‌‌‍​‍‌‍ ​‌‍‍‌‌ ​ ‌‍‍​‌‍‌‌‌‍‌​​‍​‍‌ ‌
Yes. The Cookery School sits alongside The Kitchen by James
Martin.​​​​‌ ‍ ​‍​‍‌‍ ‌ ​‍‌‍‍‌‌‍‌ ‌‍‍‌‌‍ ‍​‍​‍​ ‍‍​‍​‍‌ ​ ‌‍​‌‌‍ ‍‌‍‍‌‌ ‌​‌ ‍‌​‍ ‍‌‍‍‌‌‍ ​‍​‍​‍ ​​‍​‍‌‍‍​‌ ​‍‌‍‌‌‌‍‌‍​‍​‍​ ‍‍​‍​‍‌‍‍​‌ ‌​‌ ‌​‌ ​​‌ ​ ​ ‍‍​‍ ​‍ ‌‍ ​​‍ ‌‌‍​‌‌‍ ‍‌‍‌​​‍ ‌‌ ​‍​‍ ‌‌‍‍​‌‍ ‌ ‌​‌‍‌‌‌‍ ​‌ ​ ​‍ ‌‌ ​ ‌ ‌​‌ ‌‌‌‍‌​‌‍‍‌‌‍ ​‍ ‍‌ ‌‍‌‍‌‌‌ ​‍‌‍​ ‌‍‌‌‌‍ ​​‍ ‍‌‍​‌‌ ​​‌ ​​​‍ ‌‍‍‌‌‍ ‍‌ ‌​‌‍‌‌‌‍ ‍‌ ‌​​‍ ‌‍‌‌‌‍‌​‌‍‍‌‌ ‌​​‍ ‌‍ ‌‌‍ ‌‍‌​‌‍‌‌​ ‌‌ ​​‌ ​‍‌‍‌‌‌ ​ ‌‍‌‌‌‍ ‍‌ ‌​‌‍​‌‌ ‌​‌‍‍‌‌‍ ‌‍ ‍​ ‍ ‌‍‍‌‌‍‌​​ ‌​ ‌‍‌‍​‍‌‍‌‍‌‍‌‍‌‍​‍‌‍‌‌​ ‌ ​ ​‌​‍ ‌‌‍‌‍​ ‌‌‌‍‌‌​ ‌‍​‍ ‌​ ‌​​ ​‌​ ​‌‌‍​ ​‍ ‌‌‍​‌‌‍‌‍‌‍‌‍​ ​‌​‍ ‌​ ‍​​ ​‍​ ‍​​ ‍​​ ‍‌​ ‍‌‌‍​‌‌‍‌​‌‍​‌​ ​​​ ​ ​ ‌‌​ ‍ ‌ ‌​‌ ‍‌‌ ​​‌‍‌‌​ ‌‌‍‍​‌‍ ‌ ‌​‌‍‌‌‌‍ ​‌​‌‍‌‍​‌‌ ​‌​ ‍ ‌ ​​‌‍​‌‌ ‌​‌‍‍​​ ‌‌‍​‌‌‍ ‍‌ ​ ‌ ‌ ‌‍‌‌‌ ​‍​‍‌‌​ ‌‌‌​​‍‌‌ ‌‍‍ ‌‍‌‌‌ ‍‌​‍‌‌​ ​ ‌​‌​​‍‌‌​ ​ ‌​‌​​‍‌‌​ ​‍​ ​‍​ ‍‌​ ​‌​ ‍‌​ ​‌​ ‌‌​ ‌​‌‍​‍​ ​‍‌‍​‍​ ‍‌‌‍‌​‌‍​‌​‍‌‌​ ​‍​ ​‍​‍‌‌​ ‌‌‌​‌​​‍ ‍‌‍​ ‌‍‍​‌‍‍‌‌‍ ​‌‍‌​‌ ​‍‌‍‌‌‌‍ ‍​‍‌‌​ ‌‌‌​​‍‌‌ ‌‍‍ ‌‍‌‌‌ ‍‌​‍‌‌​ ​ ‌​‌​​‍‌‌​ ​ ‌​‌​​‍‌‌​ ​‍​ ​‍‌‍‌​‌‍‌‍​ ​‌​ ​‍‌‍​ ​ ‌ ​ ‌‌‌‍‌​​ ​ ​ ‍​​ ​‍​ ‌‌​‍‌‌​ ​‍​ ​‍​‍‌‌​ ‌‌‌​‌​​‍ ‍‌ ‌​‌‍‌‌‌ ‍​‌ ‌​​ ‌‍​‍‌‍​‌‌ ​ ‌‍‌‌‌‌‌‌‌ ​‍‌‍ ​​ ‌‌‍‍​‌ ‌​‌ ‌​‌ ​​‌ ​ ​‍‌‌​ ​ ‌​​‌​‍‌‌​ ​‍‌​‌‍​‍‌‌​ ​‍‌​‌‍‌‍ ​​‍ ‌‌‍​‌‌‍ ‍‌‍‌​​‍ ‌‌ ​‍​‍ ‌‌‍‍​‌‍ ‌ ‌​‌‍‌‌‌‍ ​‌ ​ ​‍ ‌‌ ​ ‌ ‌​‌ ‌‌‌‍‌​‌‍‍‌‌‍ ​‍ ‍‌ ‌‍‌‍‌‌‌ ​‍‌‍​ ‌‍‌‌‌‍ ​​‍ ‍‌‍​‌‌ ​​‌ ​​​‍‌‍‌‍‍‌‌‍‌​​ ‌​ ‌‍‌‍​‍‌‍‌‍‌‍‌‍‌‍​‍‌‍‌‌​ ‌ ​ ​‌​‍ ‌‌‍‌‍​ ‌‌‌‍‌‌​ ‌‍​‍ ‌​ ‌​​ ​‌​ ​‌‌‍​ ​‍ ‌‌‍​‌‌‍‌‍‌‍‌‍​ ​‌​‍ ‌​ ‍​​ ​‍​ ‍​​ ‍​​ ‍‌​ ‍‌‌‍​‌‌‍‌​‌‍​‌​ ​​​ ​ ​ ‌‌​‍‌‍‌ ‌​‌ ‍‌‌ ​​‌‍‌‌​ ‌‌‍‍​‌‍ ‌ ‌​‌‍‌‌‌‍ ​‌​‌‍‌‍​‌‌ ​‌​‍‌‍‌ ​​‌‍​‌‌ ‌​‌‍‍​​ ‌‌‍​‌‌‍ ‍‌ ​ ‌ ‌ ‌‍‌‌‌ ​‍​‍‌‌​ ‌‌‌​​‍‌‌ ‌‍‍ ‌‍‌‌‌ ‍‌​‍‌‌​ ​ ‌​‌​​‍‌‌​ ​ ‌​‌​​‍‌‌​ ​‍​ ​‍​ ‍‌​ ​‌​ ‍‌​ ​‌​ ‌‌​ ‌​‌‍​‍​ ​‍‌‍​‍​ ‍‌‌‍‌​‌‍​‌​‍‌‌​ ​‍​ ​‍​‍‌‌​ ‌‌‌​‌​​‍ ‍‌‍​ ‌‍‍​‌‍‍‌‌‍ ​‌‍‌​‌ ​‍‌‍‌‌‌‍ ‍​‍‌‌​ ‌‌‌​​‍‌‌ ‌‍‍ ‌‍‌‌‌ ‍‌​‍‌‌​ ​ ‌​‌​​‍‌‌​ ​ ‌​‌​​‍‌‌​ ​‍​ ​‍‌‍‌​‌‍‌‍​ ​‌​ ​‍‌‍​ ​ ‌ ​ ‌‌‌‍‌​​ ​ ​ ‍​​ ​‍​ ‌‌​‍‌‌​ ​‍​ ​‍​‍‌‌​ ‌‌‌​‌​​‍ ‍‌ ‌​‌‍‌‌‌ ‍​‌ ‌​​‍‌‍‌ ​​‌‍‌‌‌ ​‍‌ ​ ‌ ​​‌‍‌‌‌‍​ ‌ ‌​‌‍‍‌‌ ‌‍‌‍‌‌​ ‌‌ ​​‌ ‌‌‌‍​‍‌‍ ​‌‍‍‌‌ ​ ‌‍‍​‌‍‌‌‌‍‌​​‍​‍‌ ‌
Can complete beginners join?​​​​‌ ‍ ​‍​‍‌‍ ‌ ​‍‌‍‍‌‌‍‌ ‌‍‍‌‌‍ ‍​‍​‍​ ‍‍​‍​‍‌ ​ ‌‍​‌‌‍ ‍‌‍‍‌‌ ‌​‌ ‍‌​‍ ‍‌‍‍‌‌‍ ​‍​‍​‍ ​​‍​‍‌‍‍​‌ ​‍‌‍‌‌‌‍‌‍​‍​‍​ ‍‍​‍​‍‌‍‍​‌ ‌​‌ ‌​‌ ​​‌ ​ ​ ‍‍​‍ ​‍ ‌‍ ​​‍ ‌‌‍​‌‌‍ ‍‌‍‌​​‍ ‌‌ ​‍​‍ ‌‌‍‍​‌‍ ‌ ‌​‌‍‌‌‌‍ ​‌ ​ ​‍ ‌‌ ​ ‌ ‌​‌ ‌‌‌‍‌​‌‍‍‌‌‍ ​‍ ‍‌ ‌‍‌‍‌‌‌ ​‍‌‍​ ‌‍‌‌‌‍ ​​‍ ‍‌‍​‌‌ ​​‌ ​​​‍ ‌‍‍‌‌‍ ‍‌ ‌​‌‍‌‌‌‍ ‍‌ ‌​​‍ ‌‍‌‌‌‍‌​‌‍‍‌‌ ‌​​‍ ‌‍ ‌‌‍ ‌‍‌​‌‍‌‌​ ‌‌ ​​‌ ​‍‌‍‌‌‌ ​ ‌‍‌‌‌‍ ‍‌ ‌​‌‍​‌‌ ‌​‌‍‍‌‌‍ ‌‍ ‍​ ‍ ‌‍‍‌‌‍‌​​ ‌​ ‍‌​ ​ ‌‍‌​​ ‍‌‌‍​ ‌‍‌​​ ​​‌‍​‍​‍ ‌​ ‌​​ ‌‌‌‍‌‌‌‍‌​​‍ ‌​ ‌​​ ​ ‌‍‌​​ ​‌​‍ ‌‌‍​‌‌‍‌‌​ ‌​​ ‌‍​‍ ‌​ ​ ​ ‌ ​ ​‍​ ‌​​ ‌ ​ ​‍‌‍‌‌​ ‌ ​ ​‍​ ‍‌​ ​​‌‍​‍​ ‍ ‌ ‌​‌ ‍‌‌ ​​‌‍‌‌​ ‌‌‍‍​‌‍ ‌ ‌​‌‍‌‌‌‍ ​‌​‌‍‌‍​‌‌ ​‌​ ‍ ‌ ​​‌‍​‌‌ ‌​‌‍‍​​ ‌‌ ​‌‌ ‌‌‌‍‌‌‌ ​ ‌ ‌​‌‍‍‌‌‍ ‌‍ ‍​ ‌‍​‍‌‍​‌‌ ​ ‌‍‌‌‌‌‌‌‌ ​‍‌‍ ​​ ‌‌‍‍​‌ ‌​‌ ‌​‌ ​​‌ ​ ​‍‌‌​ ​ ‌​​‌​‍‌‌​ ​‍‌​‌‍​‍‌‌​ ​‍‌​‌‍‌‍ ​​‍ ‌‌‍​‌‌‍ ‍‌‍‌​​‍ ‌‌ ​‍​‍ ‌‌‍‍​‌‍ ‌ ‌​‌‍‌‌‌‍ ​‌ ​ ​‍ ‌‌ ​ ‌ ‌​‌ ‌‌‌‍‌​‌‍‍‌‌‍ ​‍ ‍‌ ‌‍‌‍‌‌‌ ​‍‌‍​ ‌‍‌‌‌‍ ​​‍ ‍‌‍​‌‌ ​​‌ ​​​‍‌‍‌‍‍‌‌‍‌​​ ‌​ ‍‌​ ​ ‌‍‌​​ ‍‌‌‍​ ‌‍‌​​ ​​‌‍​‍​‍ ‌​ ‌​​ ‌‌‌‍‌‌‌‍‌​​‍ ‌​ ‌​​ ​ ‌‍‌​​ ​‌​‍ ‌‌‍​‌‌‍‌‌​ ‌​​ ‌‍​‍ ‌​ ​ ​ ‌ ​ ​‍​ ‌​​ ‌ ​ ​‍‌‍‌‌​ ‌ ​ ​‍​ ‍‌​ ​​‌‍​‍​‍‌‍‌ ‌​‌ ‍‌‌ ​​‌‍‌‌​ ‌‌‍‍​‌‍ ‌ ‌​‌‍‌‌‌‍ ​‌​‌‍‌‍​‌‌ ​‌​‍‌‍‌ ​​‌‍​‌‌ ‌​‌‍‍​​ ‌‌ ​‌‌ ‌‌‌‍‌‌‌ ​ ‌ ‌​‌‍‍‌‌‍ ‌‍ ‍​‍‌‍‌ ​​‌‍‌‌‌ ​‍‌ ​ ‌ ​​‌‍‌‌‌‍​ ‌ ‌​‌‍‍‌‌ ‌‍‌‍‌‌​ ‌‌ ​​‌ ‌‌‌‍​‍‌‍ ​‌‍‍‌‌ ​ ‌‍‍​‌‍‌‌‌‍‌​​‍​‍‌ ‌